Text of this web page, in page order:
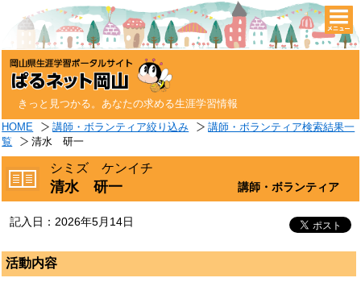
きっと見つかる。あなたの求める生涯学習情報
HOME 講師・ボランティア絞り込み
講師・ボランティア検索結果一
覧
清水 研一
シミズ ケンイチ
清水 研一 講師・ボランティア
記入日：2026年5月14日
活動内容